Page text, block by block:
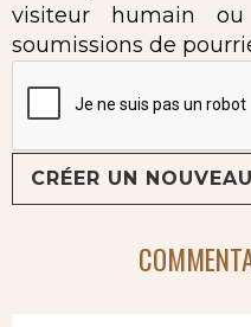
visiteur humain
soumissions de